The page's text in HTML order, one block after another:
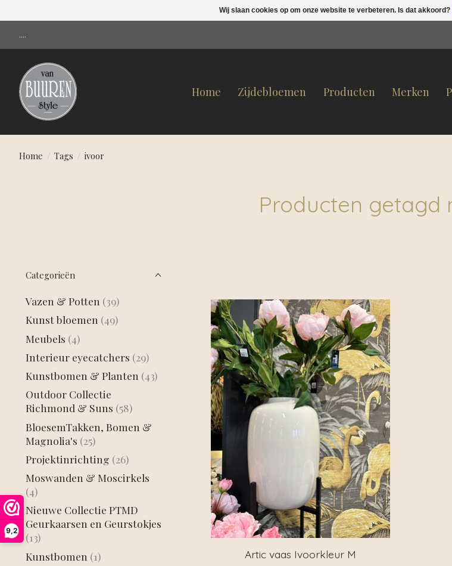
9,2
....
Home Zijdebloemen Producten Merken
Home / Tags / ivoor
Producten getagd
Categorieën
Vazen & Potten (39)
Kunst bloemen (49)
Meubels (4)
Interieur eyecatchers (29)
Kunstbomen & Planten (43)
Outdoor Collectie
Richmond & Suns (58)
BloesemTakken, Bomen &
Magnolia's (25)
Projektinrichting (26)
Moswanden & Moscirkels
(4)
Nieuwe Collectie PTMD
Geurkaarsen en Geurstokjes
(13)
Kunstbomen (1) Artic vaas Ivoorkleur M
Wij slaan cookies op om onze website te verbeteren. Is dat akkoord?